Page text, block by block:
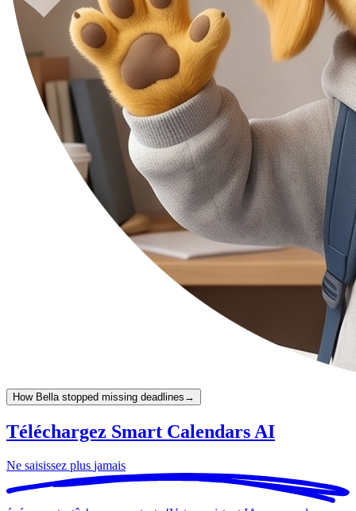
How Bella stopped missing deadlines →
Téléchargez Smart Calendars AI
Ne saisissez plus jamais